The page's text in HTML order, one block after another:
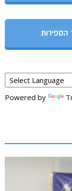
הספירות
Powered by